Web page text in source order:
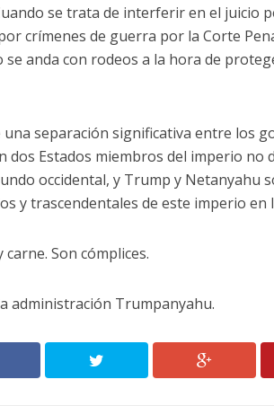
se trata de interferir en el juicio
crímenes de guerra por la Corte
se anda con rodeos a la hora de
una separación significativa entre los
dos Estados miembros del imperio no
occidental, y Trump y Netanyahu
y trascendentales de este imperio en
carne. Son cómplices.
administración Trumpanyahu.